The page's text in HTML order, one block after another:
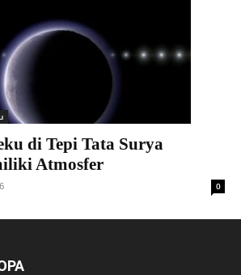
di Tepi Tata Surya
Atmosfer
0